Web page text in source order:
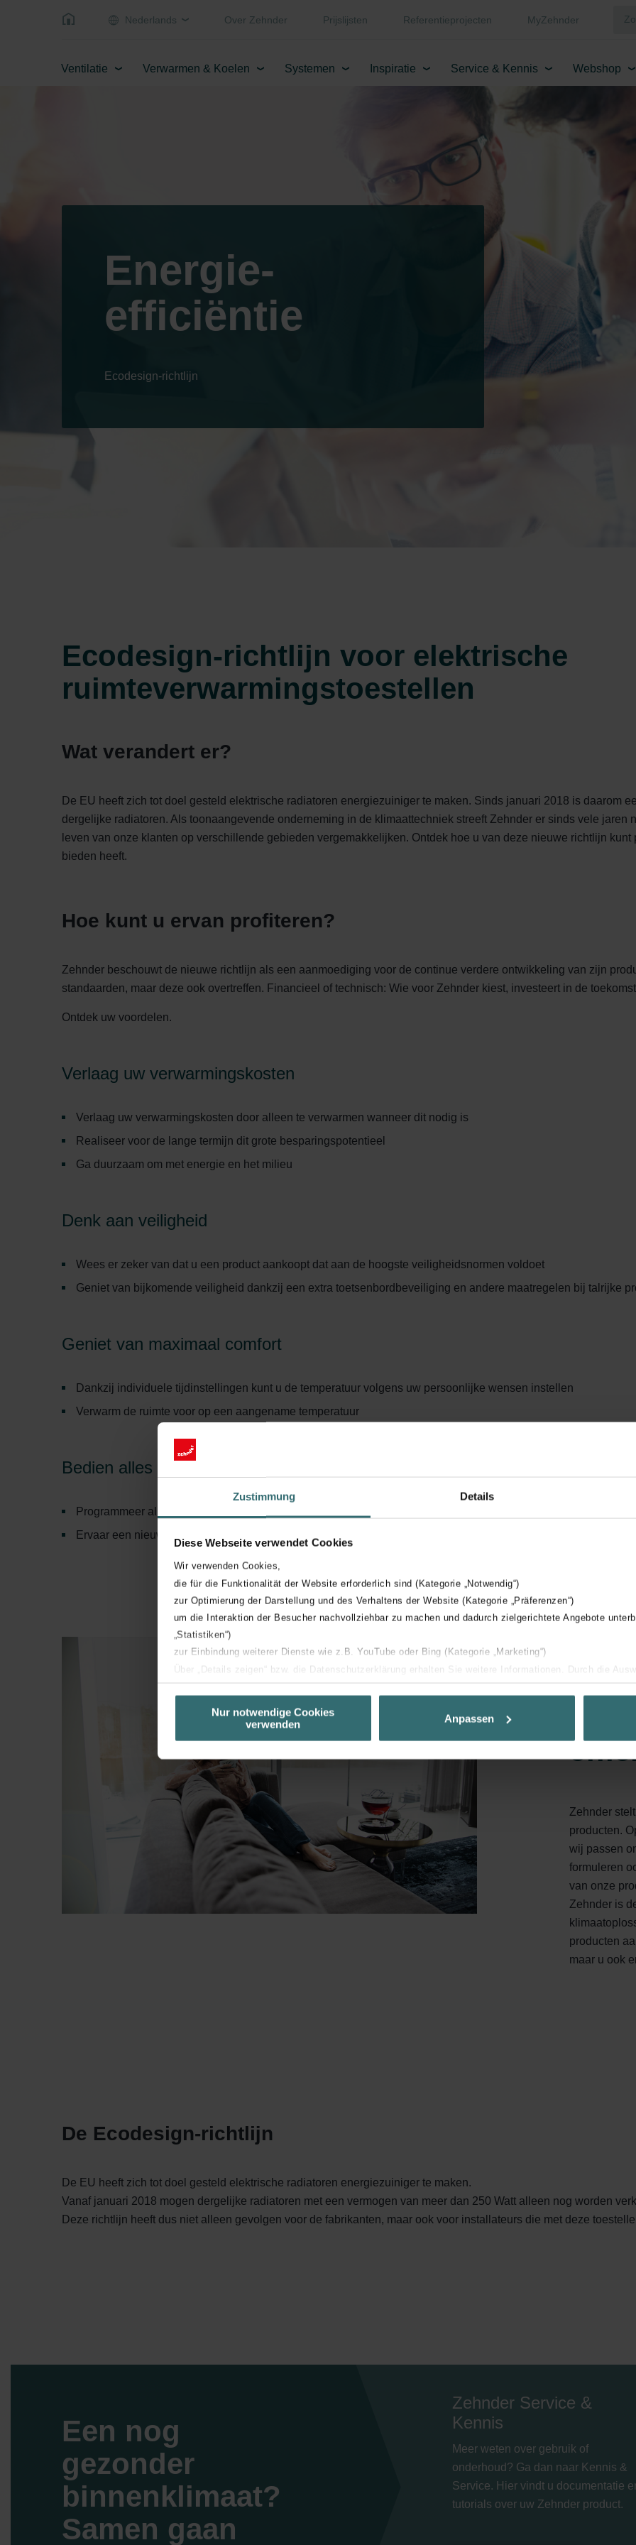
Zustimmung Details
Diese Webseite verwendet Cookies
Wir verwenden Cookies,
die für die Funktionalität der Website erforderlich sind (Kategorie „Notwendig“)
zur Optimierung der Darstellung und des Verhaltens der Website (Kategorie „Präferenzen“)
um die Interaktion der Besucher nachvollziehbar zu machen und dadurch zielgerichtete Angebote
„Statistiken“)
zur Einbindung weiterer Dienste wie z.B. YouTube oder Bing (Kategorie „Marketing“)
Über „Details zeigen“ bzw. die Datenschutzerklärung erhalten Sie weitere Informationen. Durch die
unserer Website verwenden, um Ihnen die bestmögliche Nutzererfahrung zu ermöglichen und Ihnen
basierend auf Ihren Interessen zur Verfügung zu stellen. Alle Einwilligungen können Sie
Datenschutzerklärung widerrufen.
Datenschutzerklärung der Zehnder Group
Zehnder Group AG: Data Privacy
Zehnder Group België nv/sa: Déclarations de confidentialité
Zehnder Group Czech Republic s.r.o.: Zásady ochrany osobních údajů
Zehnder Group France: Protection des données
Zehnder Group Ibérica SAU: Política de privacidad
Zehnder Group Italia S.r.l.: Privacy
Zehnder Group İç Mekan İklimlendirme Sanayi ve Ticaret Limitet Şirketi: Web Sitesi Çerezleri
Nur notwendige Cookies
verwenden
Anpassen
Nederlands Over Zehnder Prijslijsten Referentieprojecten MyZehnder
Ventilatie Verwarmen & Koelen Systemen Inspiratie Service & Kennis Webshop
Energie-
efficiëntie
Ecodesign-richtlijn
Ecodesign-richtlijn voor elektrische
ruimteverwarmingstoestellen
Wat verandert er?
De EU heeft zich tot doel gesteld elektrische radiatoren energiezuiniger te maken. Sinds januari 2018 is daarom
dergelijke radiatoren. Als toonaangevende onderneming in de klimaattechniek streeft Zehnder er sinds vele jaren
leven van onze klanten op verschillende gebieden vergemakkelijken. Ontdek hoe u van deze nieuwe richtlijn
bieden heeft.
Hoe kunt u ervan profiteren?
Zehnder beschouwt de nieuwe richtlijn als een aanmoediging voor de continue verdere ontwikkeling van zijn
standaarden, maar deze ook overtreffen. Financieel of technisch: Wie voor Zehnder kiest, investeert in de
Ontdek uw voordelen.
Verlaag uw verwarmingskosten
Verlaag uw verwarmingskosten door alleen te verwarmen wanneer dit nodig is
Realiseer voor de lange termijn dit grote besparingspotentieel
Ga duurzaam om met energie en het milieu
Denk aan veiligheid
Wees er zeker van dat u een product aankoopt dat aan de hoogste veiligheidsnormen voldoet
Geniet van bijkomende veiligheid dankzij een extra toetsenbordbeveiliging en andere maatregelen bij talrijke
Geniet van maximaal comfort
Dankzij individuele tijdinstellingen kunt u de temperatuur volgens uw persoonlijke wensen instellen
Verwarm de ruimte voor op een aangename temperatuur
Bedien alles heel eenvoudig
Programmeer alle functies snel en comfortabel
Ervaar een nieuwe manier van verwarmen dankzij innovatieve technieken en regelingen
Zehnder
producten.
wij passen
formuleren
van onze
Zehnder is
producten
maar u ook
De Ecodesign‐richtlĳn
De EU heeft zich tot doel gesteld elektrische radiatoren energiezuiniger te maken.
Vanaf januari 2018 mogen dergelijke radiatoren met een vermogen van meer dan 250 Watt alleen nog worden
Deze richtlijn heeft dus niet alleen gevolgen voor de fabrikanten, maar ook voor installateurs die met deze
Een nog
gezonder
binnenklimaat?
Samen gaan
Zehnder Service &
Kennis
Meer weten over gebruik of
onderhoud? Ga dan naar Kennis &
Service. Hier vindt u documentatie
tutorials over uw Zehnder product.